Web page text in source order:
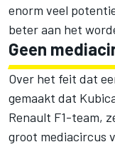
enorm veel
beter aan het
Geen
Over het feit dat
gemaakt dat
Renault F1-team,
groot mediacircus